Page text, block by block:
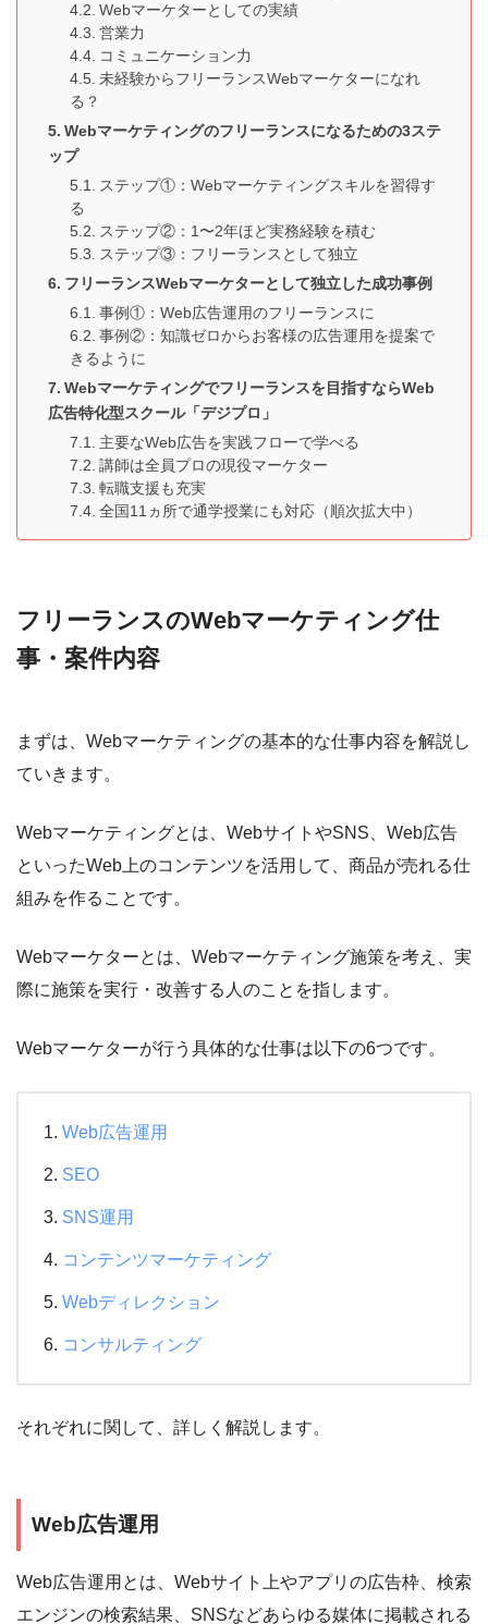
Webマーケターとしての実績
営業力
コミュニケーション力
未経験からフリーランスWebマーケターになれ
る？
Webマーケティングのフリーランスになるための3ステ
ップ
ステップ①：Webマーケティングスキルを習得す
る
ステップ②：1〜2年ほど実務経験を積む
ステップ③：フリーランスとして独立
フリーランスWebマーケターとして独立した成功事例
事例①：Web広告運用のフリーランスに
事例②：知識ゼロからお客様の広告運用を提案で
きるように
Webマーケティングでフリーランスを目指すならWeb
広告特化型スクール「デジプロ」
主要なWeb広告を実践フローで学べる
講師は全員プロの現役マーケター
転職支援も充実
全国11ヵ所で通学授業にも対応（順次拡大中）
フリーランスのWebマーケティング仕
事・案件内容
まずは、Webマーケティングの基本的な仕事内容を解説し
ていきます。
Webマーケティングとは、WebサイトやSNS、Web広告
といったWeb上のコンテンツを活用して、商品が売れる仕
組みを作ることです。
Webマーケターとは、Webマーケティング施策を考え、実
際に施策を実行・改善する人のことを指します。
Webマーケターが行う具体的な仕事は以下の6つです。
Web広告運用
SEO
SNS運用
コンテンツマーケティング
Webディレクション
コンサルティング
それぞれに関して、詳しく解説します。
Web広告運用
Web広告運用とは、Webサイト上やアプリの広告枠、検索
エンジンの検索結果、SNSなどあらゆる媒体に掲載される